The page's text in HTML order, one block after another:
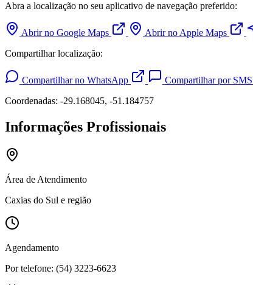
Abra a localização no seu aplicativo de navegação preferido:
Abrir no Google Maps Abrir no Apple Maps
Compartilhar localização:
Compartilhar no WhatsApp
Compartilhar por SMS
Coordenadas: -29.168045, -51.184757
Informações Profissionais
Área de Atendimento
Caxias do Sul e região
Agendamento
Por telefone: (54) 3223-6623